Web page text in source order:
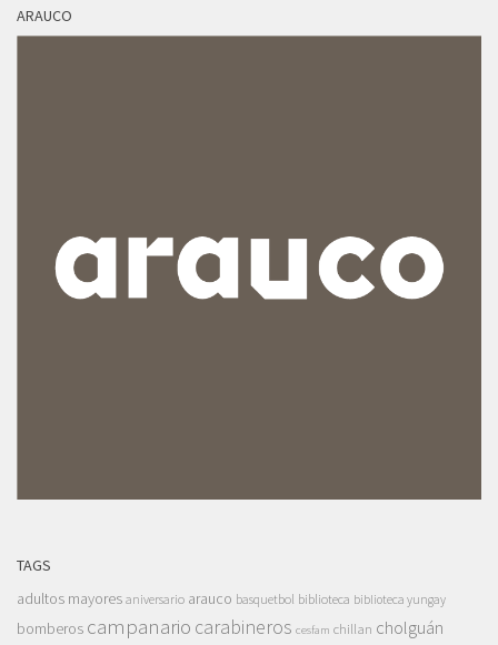
ARAUCO
TAGS
adultos mayores aniversario arauco basquetbol biblioteca biblioteca yungay
bomberos campanario carabineros cesfam chillan cholguán